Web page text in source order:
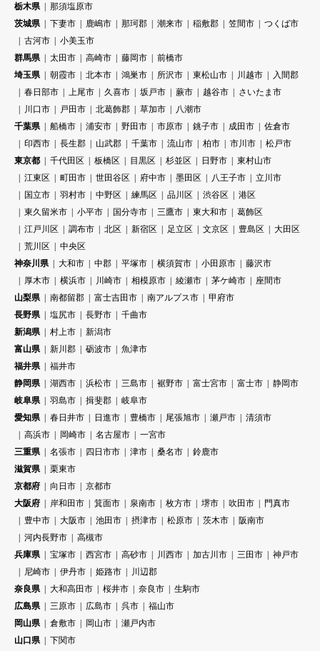
栃木県
那須塩原市
茨城県
下妻市 鹿嶋市 那珂郡 潮来市 稲敷郡 笠間市
つくば市
古河市
小美玉市
群馬県
太田市 高崎市 藤岡市
前橋市
埼玉県
朝霞市 北本市 鴻巣市 所沢市 東松山市 川越市
入間郡
春日部市
上尾市 久喜市 坂戸市 蕨市 越谷市
さいたま市
川口市
戸田市 北葛飾郡 草加市
八潮市
千葉県
船橋市 浦安市 野田市 市原市 銚子市 成田市
佐倉市
印西市
長生郡 山武郡 千葉市 流山市 柏市 市川市
松戸市
東京都
千代田区 板橋区 目黒区 杉並区 日野市
東村山市
江東区
町田市 世田谷区 府中市 墨田区 八王子市
立川市
国立市
羽村市 中野区 練馬区 品川区 渋谷区
港区
東久留米市
小平市 国分寺市 三鷹市 東大和市
葛飾区
江戸川区
調布市 北区 新宿区 足立区 文京区 豊島区
大田区
荒川区
中央区
神奈川県
大和市 中郡 平塚市 横須賀市 小田原市
藤沢市
厚木市
横浜市 川崎市 相模原市 綾瀬市 茅ケ崎市
座間市
山梨県
南都留郡 富士吉田市 南アルプス市
甲府市
長野県
塩尻市 長野市
千曲市
新潟県
村上市
新潟市
富山県
新川郡 砺波市
魚津市
福井県
福井市
静岡県
湖西市 浜松市 三島市 裾野市 富士宮市 富士市
静岡市
岐阜県
羽島市 揖斐郡
岐阜市
愛知県
春日井市 日進市 豊橋市 尾張旭市 瀬戸市
清須市
高浜市
岡崎市 名古屋市
一宮市
三重県
名張市 四日市市 津市 桑名市
鈴鹿市
滋賀県
栗東市
京都府
向日市
京都市
大阪府
岸和田市 箕面市 泉南市 枚方市 堺市 吹田市
門真市
豊中市
大阪市 池田市 摂津市 松原市 茨木市
阪南市
河内長野市
高槻市
兵庫県
宝塚市 西宮市 高砂市 川西市 加古川市 三田市
神戸市
尼崎市
伊丹市 姫路市
川辺郡
奈良県
大和高田市 桜井市 奈良市
生駒市
広島県
三原市 広島市 呉市
福山市
岡山県
倉敷市 岡山市
瀬戸内市
山口県
下関市